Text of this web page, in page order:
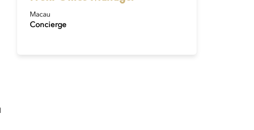
Macau
Concierge